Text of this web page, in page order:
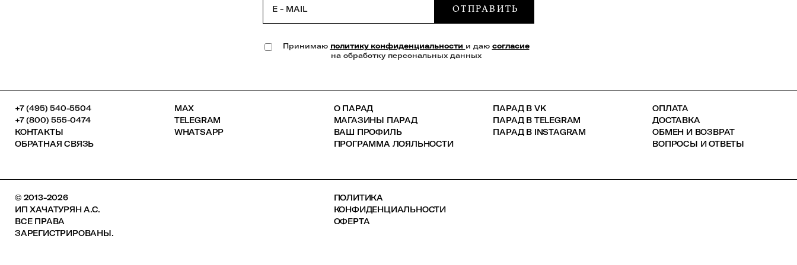
E - MAIL ОТПРАВИТЬ
Принимаю политику конфиденциальности и даю согласие
на обработку персональных данных
+7 (495) 540-5504
+7 (800) 555-0474
КОНТАКТЫ
ОБРАТНАЯ СВЯЗЬ
MAX
TELEGRAM
WHATSAPP
О ПАРАД
МАГАЗИНЫ ПАРАД
ВАШ ПРОФИЛЬ
ПРОГРАММА ЛОЯЛЬНОСТИ
ПАРАД В VK
ПАРАД В TELEGRAM
ПАРАД В INSTAGRAM
ОПЛАТА
ДОСТАВКА
ОБМЕН И ВОЗВРАТ
ВОПРОСЫ И ОТВЕТЫ
© 2013-2026
ИП ХАЧАТУРЯН А.С.
ВСЕ ПРАВА
ЗАРЕГИСТРИРОВАНЫ.
ПОЛИТИКА
КОНФИДЕНЦИАЛЬНОСТИ
ОФЕРТА